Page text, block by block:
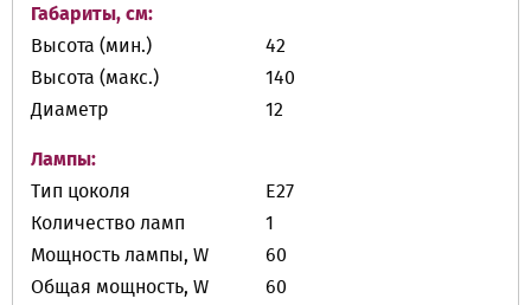
Габариты, см:
Высота (мин.)
42
Высота (макс.)
140
Диаметр
12
Лампы:
Тип цоколя
E27
Количество ламп
1
Мощность лампы, W
60
Общая мощность, W
60